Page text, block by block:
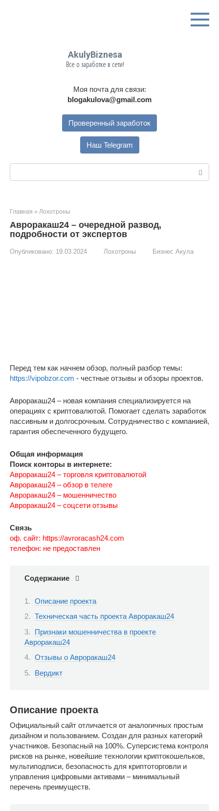
AkulyBiznesa
Все о заработке в сети!
Моя почта для связи:
blogakulova@gmail.com
Проверенный заработок
Наш Telegram
Главная » Лохотроны
Авроракаш24 – очередной развод,
подробности от экспертов
Опубликовано: 19.03.2024 Лохотроны Бизнес Акула
Перед тем как начнем обзор, полный разбор темы:
https://vipobzor.com - честные отзывы и обзоры проектов.
Авроракаш24 – новая компания специализируется на
операциях с криптовалютой. Помогает сделать заработок
пассивным и долгосрочным. Сотрудничество с компанией,
гарантия обеспеченного будущего.
Общая информация
Поиск конторы в интернете:
Авроракаш24 – торговля криптовалютой
Авроракаш24 – обзор в телеге
Авроракаш24 – мошенничество
Авроракаш24 – соцсети отзывы
Связь
оф. сайт: https://avroracash24.com
телефон: не предоставлен
Содержание
Описание проекта
Техническая часть проекта Авроракаш24
Признаки мошенничества в проекте
Авроракаш24
Отзывы о Авроракаш24
Вердикт
Описание проекта
Официальный сайт отличается от аналогичных простым
дизайном и пользованием. Создан для разных категорий
участников. Безопасный на 100%. Суперсистема контроля
рисков на рынке, новейшие технологии криптокошельков,
мультиподписи, безопасность для криптоторговли и
управления цифровыми активами – минимальный
перечень преимуществ.